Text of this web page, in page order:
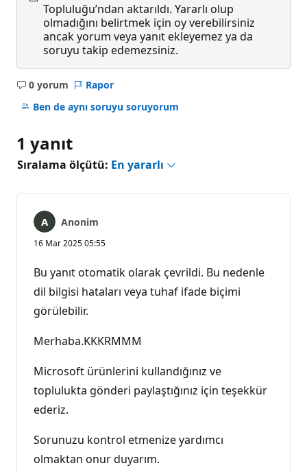
Topluluğu’ndan aktarıldı. Yararlı olup
olmadığını belirtmek için oy verebilirsiniz
ancak yorum veya yanıt ekleyemez ya da
soruyu takip edemezsiniz.
0 yorum
Açıklama
yok
Rapor
Ben de aynı soruyu soruyorum
1 yanıt
Sıralama ölçütü: En yararlı
Anonim
16 Mar 2025 05:55
Bu yanıt otomatik olarak çevrildi. Bu nedenle
dil bilgisi hataları veya tuhaf ifade biçimi
görülebilir.
Merhaba.KKKRMMM
Microsoft ürünlerini kullandığınız ve
toplulukta gönderi paylaştığınız için teşekkür
ederiz.
Sorunuzu kontrol etmenize yardımcı
olmaktan onur duyarım.